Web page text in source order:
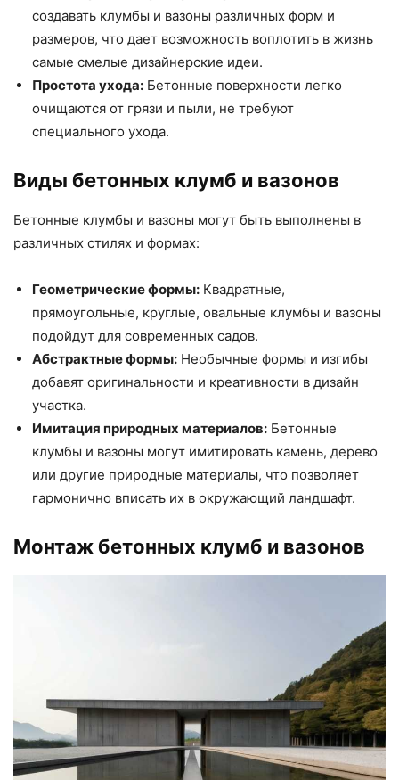
создавать клумбы и вазоны различных форм и
размеров, что дает возможность воплотить в жизнь
самые смелые дизайнерские идеи.
Простота ухода: Бетонные поверхности легко
очищаются от грязи и пыли, не требуют
специального ухода.
Виды бетонных клумб и вазонов
Бетонные клумбы и вазоны могут быть выполнены в
различных стилях и формах:
Геометрические формы: Квадратные,
прямоугольные, круглые, овальные клумбы и вазоны
подойдут для современных садов.
Абстрактные формы: Необычные формы и изгибы
добавят оригинальности и креативности в дизайн
участка.
Имитация природных материалов: Бетонные
клумбы и вазоны могут имитировать камень, дерево
или другие природные материалы, что позволяет
гармонично вписать их в окружающий ландшафт.
Монтаж бетонных клумб и вазонов